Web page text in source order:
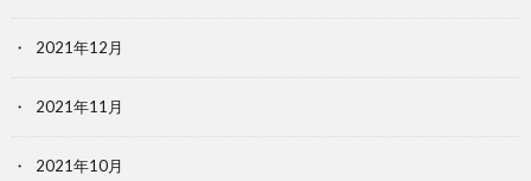
2021年12月
2021年11月
2021年10月